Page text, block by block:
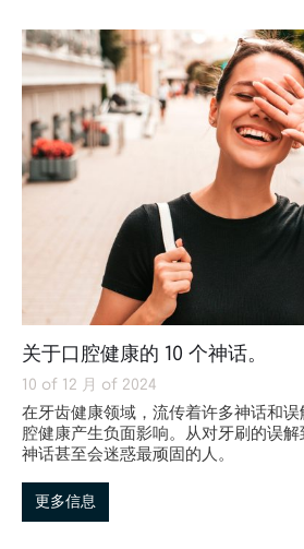
关于口腔健康的 10 个神话。
10 of 12 月 of 2024
在牙齿健康领域，流传着许多神话和
腔健康产生负面影响。从对牙刷的误
神话甚至会迷惑最顽固的人。
更多信息